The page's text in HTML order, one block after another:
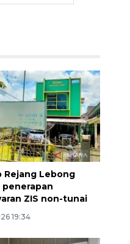
Rejang Lebong
ZIS non-tunai
19:34